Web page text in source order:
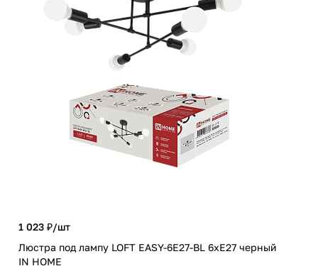
1 023 ₽/шт
Люстра под лампу LOFT EASY-6E27-BL 6хЕ27 черный
IN HOME